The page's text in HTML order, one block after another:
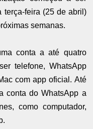
terça-feira (25 de abril)
semanas.
conta a até quatro
telefone, WhatsApp
com app oficial. Até
conta do WhatsApp a
como computador,